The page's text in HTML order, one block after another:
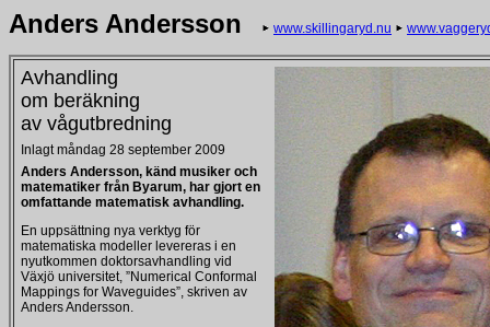
Anders Andersson www.skillingaryd.nu
Avhandling
om beräkning
av vågutbredning
Inlagt måndag 28 september 2009
Anders Andersson, känd musiker och
matematiker från Byarum, har gjort en
omfattande matematisk avhandling.
En uppsättning nya verktyg för
matematiska modeller levereras i en
nyutkommen doktorsavhandling vid
Växjö universitet, ”Numerical Conformal
Mappings for Waveguides”, skriven av
Anders Andersson.